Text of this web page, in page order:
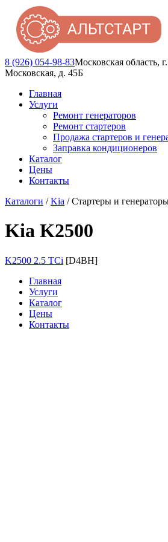
8 (926) 054-98-83Московская область,
Московская, д. 45Б
Главная
Услуги
Ремонт генераторов
Ремонт стартеров
Продажа стартеров и
Заправка кондиционеров
Каталог
Цены
Контакты
Каталоги /Kia / Стартеры и
Kia K2500
K2500 2.5 TCi [D4BH]
Главная
Услуги
Каталог
Цены
Контакты